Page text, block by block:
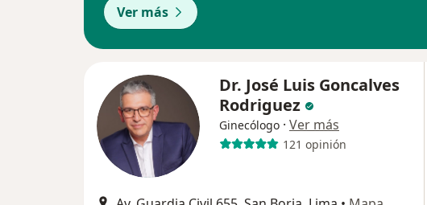
Ver más
Dr. José Luis Goncalves
Rodriguez
Ginecólogo · Ver más
121 opinión